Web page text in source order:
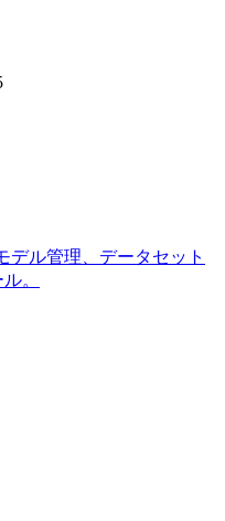
デル管理、データセット
。